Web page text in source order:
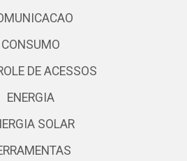
CONSUMO
DE ACESSOS
ENERGIA
SOLAR